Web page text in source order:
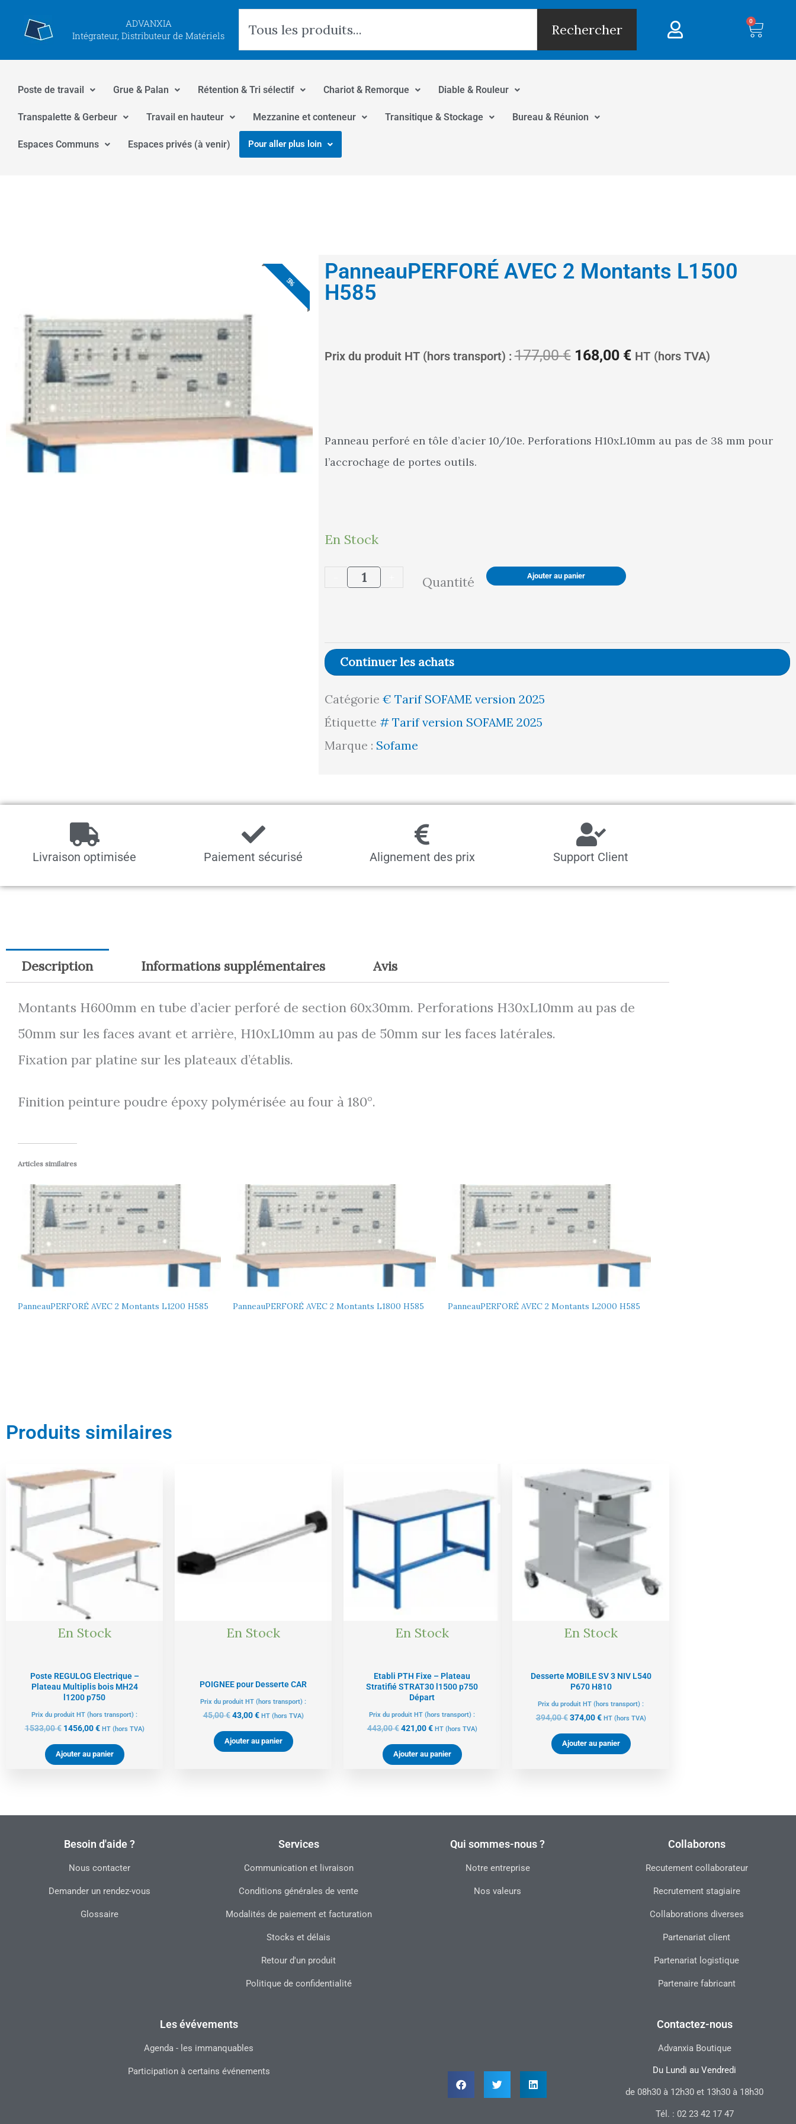
contenu
ADVANXIA
Intégrateur, Distributeur de Matériels
Rechercher
0
Poste de travail Grue & Palan Rétention & Tri sélectif Chariot & Remorque Diable & Rouleur
Transpalette & Gerbeur Travail en hauteur Mezzanine et conteneur Transitique & Stockage Bureau & Réunion
Espaces Communs Espaces privés (à venir) Pour aller plus loin
5%
5%
4%
5%
5%
5%
5%
PanneauPERFORÉ AVEC 2 Montants L1500
H585
Prix du produit HT (hors transport) :177,00€ Le
168,00 €Le
HT (hors TVA)
Panneau perforé en tôle d’acier 10/10e. Perforations H10xL10mm au pas de 38 mm pour
l’accrochage de portes outils.
En Stock
quantité
de
PanneauPERFORÉ
Montants
L1500
H585
Quantité Ajouter au panier
Continuer les achats
Catégorie € Tarif SOFAME version 2025
Étiquette # Tarif version SOFAME 2025
Marque : Sofame
Livraison optimisée Paiement sécurisé Alignement des prix Support Client
Description Informations supplémentaires Avis
Montants H600mm en tube d’acier perforé de section 60x30mm. Perforations H30xL10mm au pas de
50mm sur les faces avant et arrière, H10xL10mm au pas de 50mm sur les faces latérales.
Fixation par platine sur les plateaux d’établis.
Finition peinture poudre époxy polymérisée au four à 180°.
Articles similaires
PanneauPERFORÉ AVEC 2 Montants L1200 H585 PanneauPERFORÉ AVEC 2 Montants L1800 H585 PanneauPERFORÉ AVEC 2 Montants L2000 H585
Produits similaires
En Stock
Poste REGULOG Electrique –
Plateau Multiplis bois MH24
l1200 p750
Prix du produit HT (hors transport) :
1533,00€
Le
prix
était :
1456,00€
Le
HT (hors TVA)
Ajouter au panier
En Stock
POIGNEE pour Desserte CAR
Prix du produit HT (hors transport) :
45,00€ 43,00€ HT (hors TVA)
Ajouter au panier
En Stock
Etabli PTH Fixe – Plateau
Stratifié STRAT30 l1500 p750
Départ
Prix du produit HT (hors transport) :
443,00€
initial
443,00 €.
421,00€
est :
HT (hors TVA)
Ajouter au panier
En Stock
Desserte MOBILE SV 3 NIV L540
P670 H810
Prix du produit HT (hors transport) :
394,00€
Le
initial
était :
374,00€
actuel
374,00 €.
HT (hors TVA)
Ajouter au panier
Besoin d'aide ?
Nous contacter
Demander un rendez-vous
Glossaire
Services
Communication et livraison
Conditions générales de vente
Modalités de paiement et facturation
Stocks et délais
Retour d'un produit
Politique de confidentialité
Qui sommes-nous ?
Notre entreprise
Nos valeurs
Collaborons
Recutement collaborateur
Recrutement stagiaire
Collaborations diverses
Partenariat client
Partenariat logistique
Partenaire fabricant
Les évévements
Agenda - les immanquables
Participation à certains événements
Contactez-nous
Advanxia Boutique
Du Lundi au Vendredi
de 08h30 à 12h30 et 13h30 à 18h30
Tél. : 02 23 42 17 47